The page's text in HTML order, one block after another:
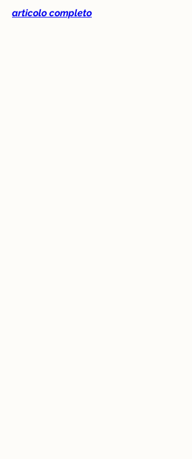
articolo completo